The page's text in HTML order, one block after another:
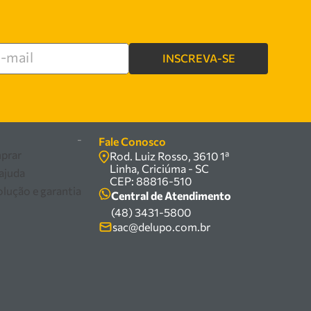
INSCREVA-SE
-
Fale Conosco
Rod. Luiz Rosso, 3610 1ª
Linha, Criciúma - SC
CEP: 88816-510
Central de Atendimento
(48) 3431-5800
sac@delupo.com.br